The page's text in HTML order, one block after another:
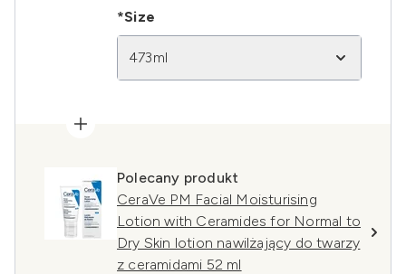
*Size
473ml
Polecany produkt
CeraVe PM Facial Moisturising
Lotion with Ceramides for Normal to
Dry Skin lotion nawilżający do twarzy
z ceramidami 52 ml